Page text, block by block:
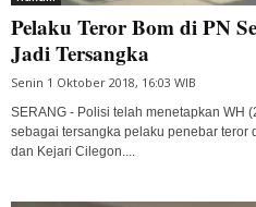
Pelaku Teror Bom di PN
Jadi Tersangka
Senin 1 Oktober 2018, 16:03 WIB
SERANG - Polisi telah menetapkan WH
sebagai tersangka pelaku penebar teror
dan Kejari Cilegon....